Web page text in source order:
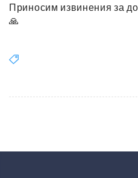
Приносим извинения за
🙏